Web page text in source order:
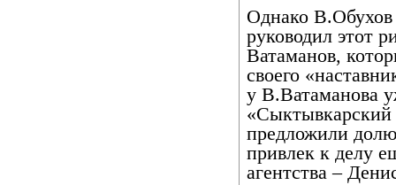
Однако В.Обухов
руководил этот
Ватаманов,
своего
у В.Ватаманова
предложили
привлек к делу
агентства –